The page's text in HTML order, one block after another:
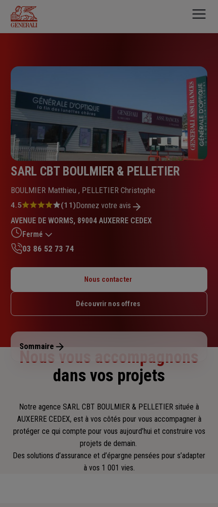
contenu
principal
SARL CBT BOULMIER & PELLETIER
BOULMIER Matthieu , PELLETIER Christophe
Note
4.5
sur
5
étoiles
4.5 (11)Donnez votre avis
AVENUE DE WORMS, 89004 AUXERRE CEDEX
Fermé
Mardi : 09h – 12h / 14h – 18h
Jeudi : 09h – 12h / 14h – 18h
Dimanche : Fermé
03 86 52 73 74
Nous contacter
Découvrir nos offres
Sommaire
Nous vous accompagnons
dans vos projets
Notre agence SARL CBT BOULMIER & PELLETIER située à
AUXERRE CEDEX, est à vos côtés pour vous accompagner à
protéger ce qui compte pour vous aujourd’hui et construire vos
projets de demain.
Des solutions d’assurance et d’épargne pensées pour s’adapter
à vos 1 001 vies.